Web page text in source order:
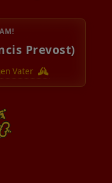
Prevost)
Vater